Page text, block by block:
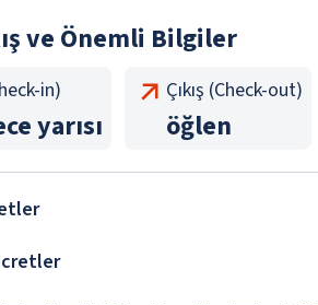
ve Önemli Bilgiler
in)
yarısı
Çıkış (Check-out)
öğlen